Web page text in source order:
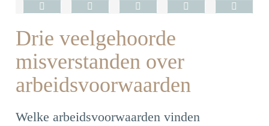
Drie veelgehoorde
misverstanden over
arbeidsvoorwaarden
Welke arbeidsvoorwaarden vinden